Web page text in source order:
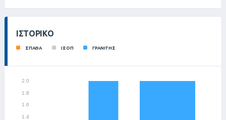
ΙΣΤΟΡΙΚΌ
ΣΠΑΘΑ ΙΣΟΠ ΓΡΑΝΙΤΗΣ